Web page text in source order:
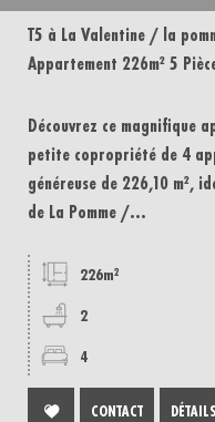
T5 à La Valentine / la
Appartement 226m² 5
Découvrez ce magnifique
petite copropriété de 4
généreuse de 226,10 m²,
de La Pomme /...
226m²
2
4
CONTACT DÉTAILS